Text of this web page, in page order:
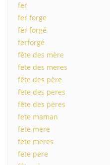
fer
fer forge
fer forgé
ferforgé
fête des mère
fete des meres
fête des père
fete des peres
fête des pères
fete maman
fete mere
fete meres
fete pere